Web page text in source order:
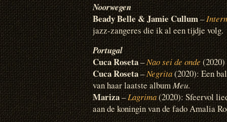
Noorwegen
Beady Belle & Jamie Cullum–
jazz-zangeres die ik al een tijdje volg.
Portugal
Cuca Roseta–Nao sei de onde(2020)
Cuca Roseta–Negrita(2020): Een
van haar laatste albumMeu.
Mariza–Lagrima(2020): Sfeervol
aan de koningin van de fado Amalia